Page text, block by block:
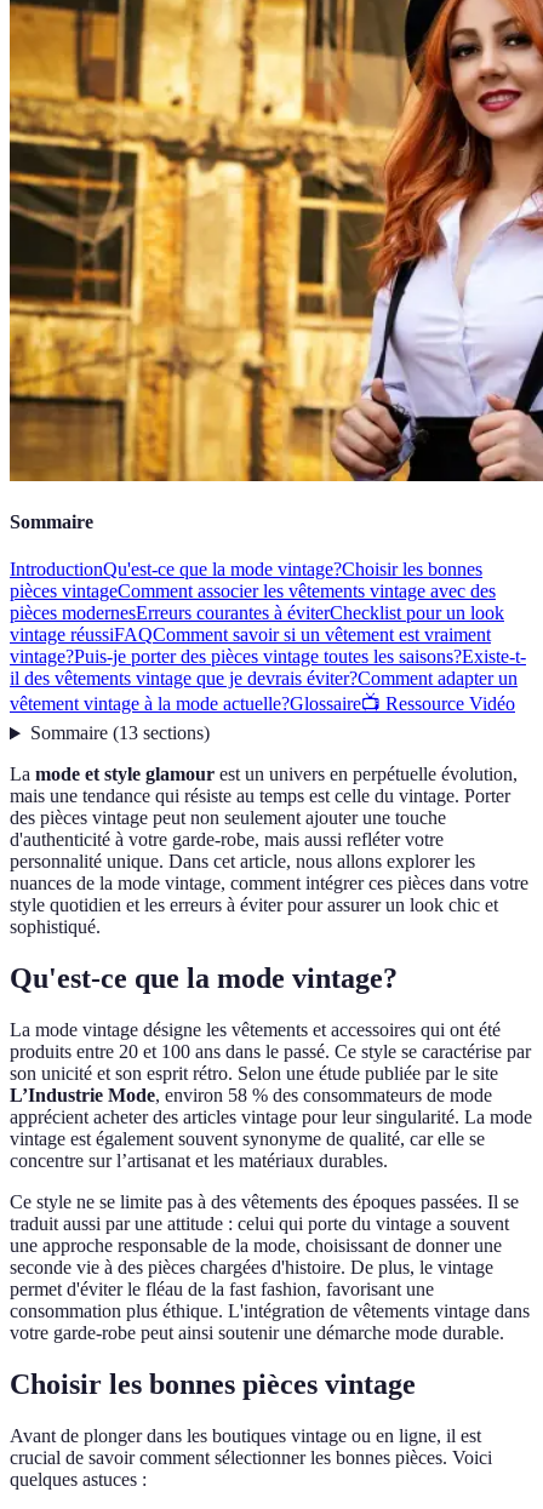
Sommaire
IntroductionQu'est-ce que la mode vintage?Choisir les bonnes
pièces vintageComment associer les vêtements vintage avec des
pièces modernesErreurs courantes à éviterChecklist pour un look
vintage réussiFAQComment savoir si un vêtement est vraiment
vintage?Puis-je porter des pièces vintage toutes les saisons?Existe-t-
il des vêtements vintage que je devrais éviter?Comment adapter un
vêtement vintage à la mode actuelle?Glossaire📺 Ressource Vidéo
Sommaire(13 sections)
La mode et style glamour est un univers en perpétuelle évolution,
mais une tendance qui résiste au temps est celle du vintage. Porter
des pièces vintage peut non seulement ajouter une touche
d'authenticité à votre garde-robe, mais aussi refléter votre
personnalité unique. Dans cet article, nous allons explorer les
nuances de la mode vintage, comment intégrer ces pièces dans votre
style quotidien et les erreurs à éviter pour assurer un look chic et
sophistiqué.
Qu'est-ce que la mode vintage?
La mode vintage désigne les vêtements et accessoires qui ont été
produits entre 20 et 100 ans dans le passé. Ce style se caractérise par
son unicité et son esprit rétro. Selon une étude publiée par le site
L’Industrie Mode, environ 58 % des consommateurs de mode
apprécient acheter des articles vintage pour leur singularité. La mode
vintage est également souvent synonyme de qualité, car elle se
concentre sur l’artisanat et les matériaux durables.
Ce style ne se limite pas à des vêtements des époques passées. Il se
traduit aussi par une attitude : celui qui porte du vintage a souvent
une approche responsable de la mode, choisissant de donner une
seconde vie à des pièces chargées d'histoire. De plus, le vintage
permet d'éviter le fléau de la fast fashion, favorisant une
consommation plus éthique. L'intégration de vêtements vintage dans
votre garde-robe peut ainsi soutenir une démarche mode durable.
Choisir les bonnes pièces vintage
Avant de plonger dans les boutiques vintage ou en ligne, il est
crucial de savoir comment sélectionner les bonnes pièces. Voici
quelques astuces :